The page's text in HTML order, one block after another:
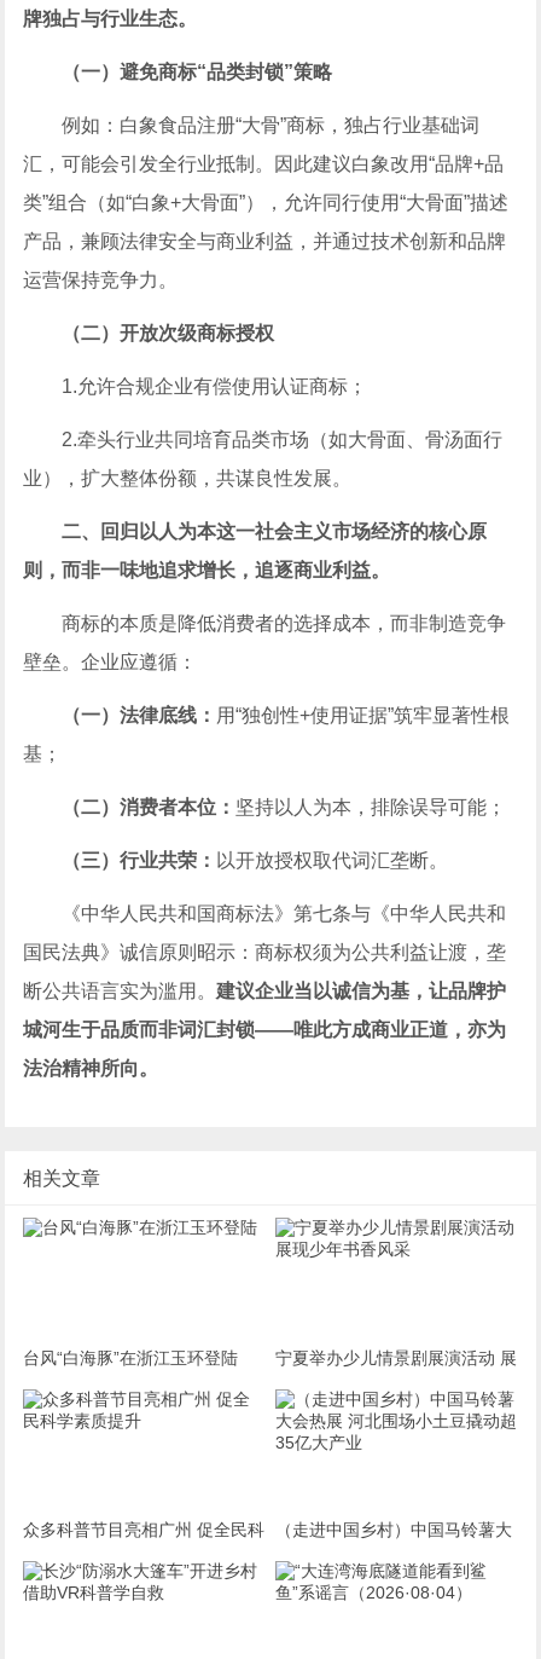
牌独占与行业生态。
（一）避免商标“品类封锁”策略
例如：白象食品注册“大骨”商标，独占行业基础词
汇，可能会引发全行业抵制。因此建议白象改用“品牌+品
类”组合（如“白象+大骨面”），允许同行使用“大骨面”描述
产品，兼顾法律安全与商业利益，并通过技术创新和品牌
运营保持竞争力。
（二）开放次级商标授权
1.允许合规企业有偿使用认证商标；
2.牵头行业共同培育品类市场（如大骨面、骨汤面行
业），扩大整体份额，共谋良性发展。
二、回归以人为本这一社会主义市场经济的核心原
则，而非一味地追求增长，追逐商业利益。
商标的本质是降低消费者的选择成本，而非制造竞争
壁垒。企业应遵循：
（一）法律底线： 用“独创性+使用证据”筑牢显著性根
基；
（二）消费者本位： 坚持以人为本，排除误导可能；
（三）行业共荣： 以开放授权取代词汇垄断。
《中华人民共和国商标法》第七条与《中华人民共和
国 民法典》诚信原则昭示：商标权须为公共利益让渡，垄
断公共语言实为滥用。建议企业当以诚信为基，让品牌护
城河生于品质而非词汇封锁——唯此方成商业正道，亦为
法治精神所向。
相关文章
台风“白海豚”在浙江玉环登陆
宁夏举办少儿情景剧展演活动 展
现少年书香风采
众多科普节目亮相广州 促全民科
学素质提升
（走进中国乡村）中国马铃薯大
会热展 河北围场小土豆撬动超3
5亿大产业